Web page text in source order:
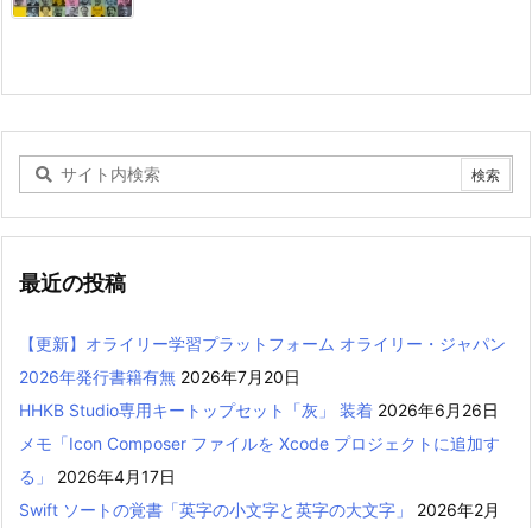
最近の投稿
【更新】オライリー学習プラットフォーム オライリー・ジャパン
2026年発行書籍有無 2026年7月20日
HHKB Studio専用キートップセット「灰」 装着 2026年6月26日
メモ「Icon Composer ファイルを Xcode プロジェクトに追加す
る」
2026年4月17日
Swift ソートの覚書「英字の小文字と英字の大文字」
2026年2月